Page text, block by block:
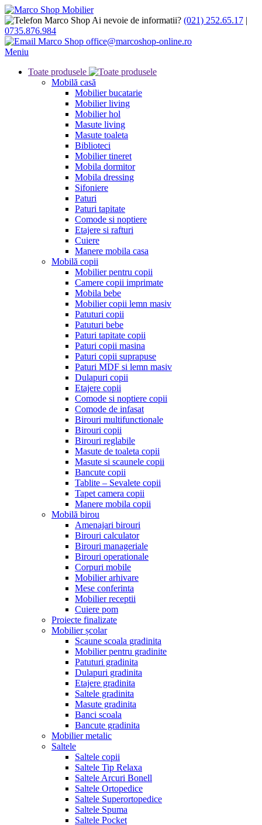
Ai nevoie de informatii? (021) 252.65.17 |
0735.876.984
office@marcoshop-online.ro
Meniu
Toate produsele
Mobilă casă
Mobilier bucatarie
Mobilier living
Mobilier hol
Masute living
Masute toaleta
Biblioteci
Mobilier tineret
Mobila dormitor
Mobila dressing
Sifoniere
Paturi
Paturi tapitate
Comode si noptiere
Etajere si rafturi
Cuiere
Manere mobila casa
Mobilă copii
Mobilier pentru copii
Camere copii imprimate
Mobila bebe
Mobilier copii lemn masiv
Patuturi copii
Patuturi bebe
Paturi tapitate copii
Paturi copii masina
Paturi copii suprapuse
Paturi MDF si lemn masiv
Dulapuri copii
Etajere copii
Comode si noptiere copii
Comode de infasat
Birouri multifunctionale
Birouri copii
Birouri reglabile
Masute de toaleta copii
Masute si scaunele copii
Bancute copii
Tablite – Sevalete copii
Tapet camera copii
Manere mobila copii
Mobilă birou
Amenajari birouri
Birouri calculator
Birouri manageriale
Birouri operationale
Corpuri mobile
Mobilier arhivare
Mese conferinta
Mobilier receptii
Cuiere pom
Proiecte finalizate
Mobilier școlar
Scaune scoala gradinita
Mobilier pentru gradinite
Patuturi gradinita
Dulapuri gradinita
Etajere gradinita
Saltele gradinita
Masute gradinita
Banci scoala
Bancute gradinita
Mobilier metalic
Saltele
Saltele copii
Saltele Tip Relaxa
Saltele Arcuri Bonell
Saltele Ortopedice
Saltele Superortopedice
Saltele Spuma
Saltele Pocket